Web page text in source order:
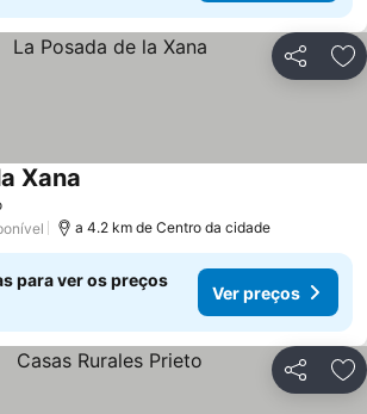
Partilhar
Xana
a 4.2 km de Centro da cidade
para ver os preços
Ver preços
Partilhar